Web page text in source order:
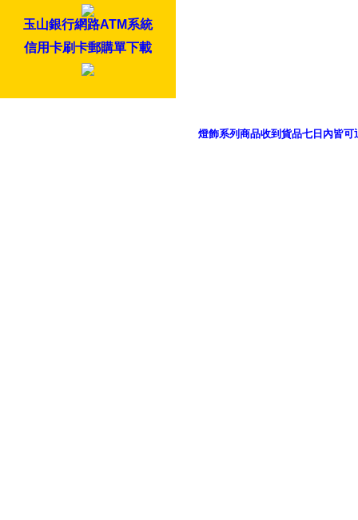
玉山銀行網路ATM系統
信用卡刷卡郵購單下載
燈飾系列商品收到貨品七日內皆